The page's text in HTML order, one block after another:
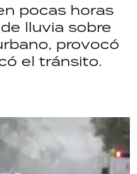
pocas horas
lluvia sobre
provocó
el tránsito.